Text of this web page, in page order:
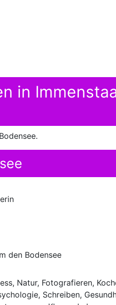
in
den Bodensee
Natur, Fotografieren,
Schreiben,